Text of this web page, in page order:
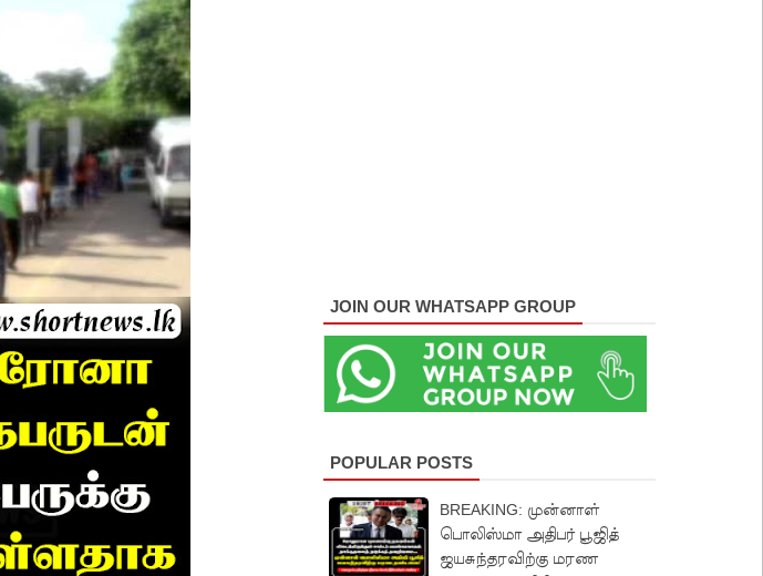
JOIN OUR WHATSAPP GROUP
POPULAR POSTS
BREAKING: முன்னாள்
பொலிஸ்மா அதிபர் பூஜித்
ஜயசுந்தரவிற்கு மரண